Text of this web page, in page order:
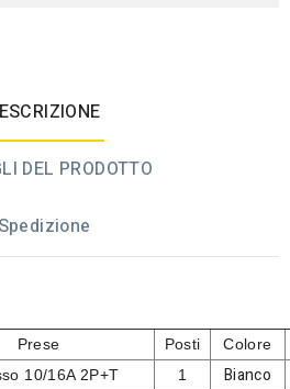
DEL PRODOTTO
Spedizione
Prese Posti
Colore
10/16A 2P+T 1 Bianco